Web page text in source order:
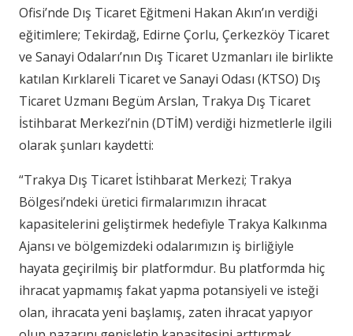
Ofisi’nde Dış Ticaret Eğitmeni Hakan Akın’ın verdiği
eğitimlere; Tekirdağ, Edirne Çorlu, Çerkezköy Ticaret
ve Sanayi Odaları’nın Dış Ticaret Uzmanları ile birlikte
katılan Kırklareli Ticaret ve Sanayi Odası (KTSO) Dış
Ticaret Uzmanı Begüm Arslan, Trakya Dış Ticaret
İstihbarat Merkezi’nin (DTİM) verdiği hizmetlerle ilgili
olarak şunları kaydetti:
“Trakya Dış Ticaret İstihbarat Merkezi; Trakya
Bölgesi’ndeki üretici firmalarımızın ihracat
kapasitelerini geliştirmek hedefiyle Trakya Kalkınma
Ajansı ve bölgemizdeki odalarımızın iş birliğiyle
hayata geçirilmiş bir platformdur. Bu platformda hiç
ihracat yapmamış fakat yapma potansiyeli ve isteği
olan, ihracata yeni başlamış, zaten ihracat yapıyor